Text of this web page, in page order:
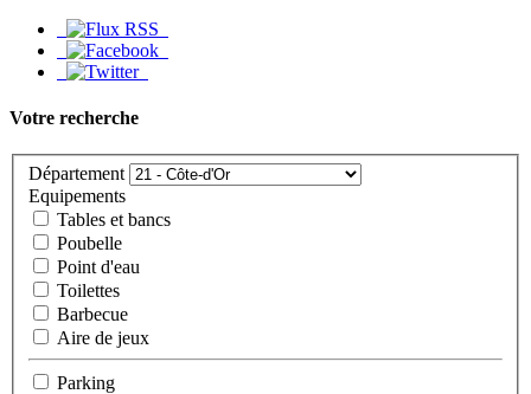
Votre recherche
Département
Equipements
Tables et bancs
Poubelle
Point d'eau
Toilettes
Barbecue
Aire de jeux
Parking